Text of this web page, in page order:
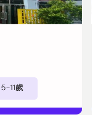
5-11歲